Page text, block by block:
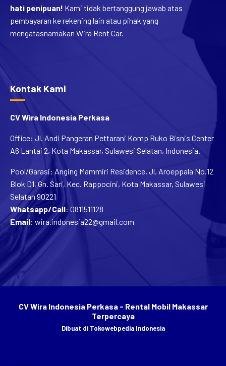
hati penipuan! Kami tidak bertanggung jawab atas
pembayaran ke rekening lain atau pihak yang
mengatasnamakan Wira Rent Car.
Kontak Kami
CV Wira Indonesia Perkasa
Office: Jl. Andi Pangeran Pettarani Komp Ruko Bisnis Center
A6 Lantai 2, Kota Makassar, Sulawesi Selatan, Indonesia.
Pool/Garasi: Anging Mammiri Residence, Jl. Aroeppala No.12
Blok D1, Gn. Sari, Kec. Rappocini, Kota Makassar, Sulawesi
Selatan 90221
Whatsapp/Call: 0811511128
Email: wira.indonesia22@gmail.com
CV Wira Indonesia Perkasa - Rental Mobil Makassar
Terpercaya
Dibuat di Tokowebpedia Indonesia